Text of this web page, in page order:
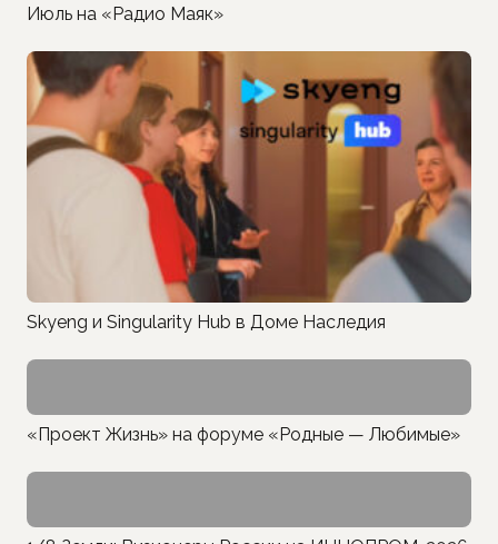
Июль на «Радио Маяк»
Skyeng и Singularity Hub в Доме Наследия
«Проект Жизнь» на форуме «Родные — Любимые»